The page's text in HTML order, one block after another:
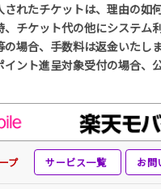
れたチケットは、理由の如
チケット代の他にシステム
場合、手数料は返金いたし
ント進呈対象受付の場合、
プ サービス一覧 お問